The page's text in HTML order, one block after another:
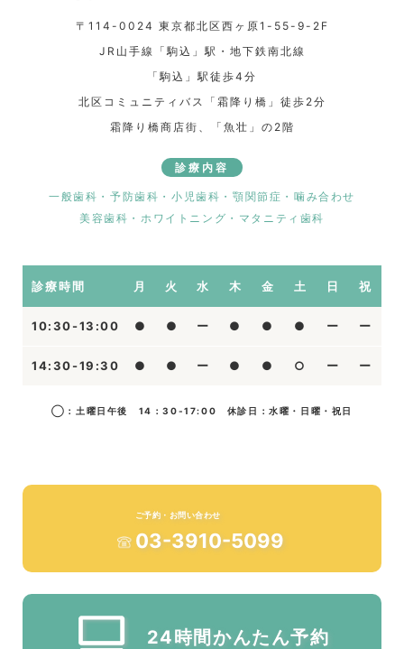
〒114-0024 東京都北区西ヶ原1-55-9-2F
JR山手線「駒込」駅・地下鉄南北線
「駒込」駅徒歩4分
北区コミュニティバス「霜降り橋」徒歩2分
霜降り橋商店街、「魚壮」の2階
診療内容
一般歯科・予防歯科・小児歯科・顎関節症・噛み合わせ
美容歯科・ホワイトニング・マタニティ歯科
診療時間 月 火 水 木 金 土 日 祝
10:30-13:00 ● ● ー ● ● ● ー ー
14:30-19:30 ● ● ー ● ● ○ ー ー
◯：土曜日午後 14：30-17:00 休診日：水曜・日曜・祝日
ご予約・お問い合わせ
03-3910-5099
24時間かんたん予約